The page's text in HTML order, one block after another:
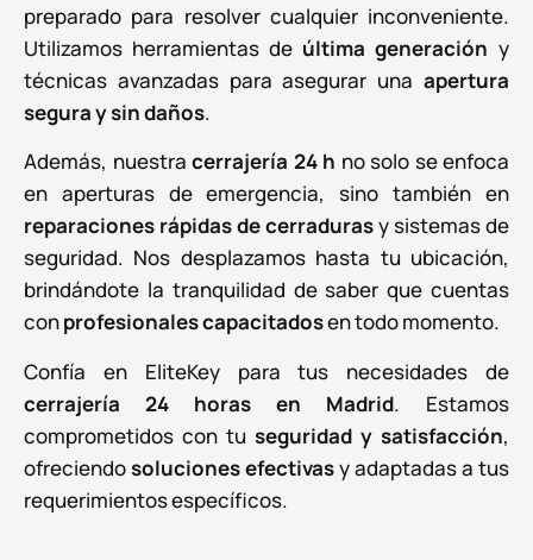
preparado para resolver cualquier inconveniente.
Utilizamos herramientas de última generación y
técnicas avanzadas para asegurar una apertura
segura y sin daños.
Además, nuestra cerrajería 24 h no solo se enfoca
en aperturas de emergencia, sino también en
reparaciones rápidas de cerradurasy sistemas de
seguridad. Nos desplazamos hasta tu ubicación,
brindándote la tranquilidad de saber que cuentas
conprofesionales capacitadosen todo momento.
Confía en EliteKey para tus necesidades de
cerrajería 24 horas en Madrid. Estamos
comprometidos con tu seguridad y satisfacción,
ofreciendosoluciones efectivasy adaptadas a tus
requerimientos específicos.